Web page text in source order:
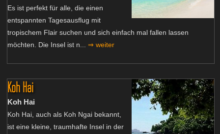
Es ist perfekt für alle, die einen
entspannten Tagesausflug mit
tropischem Flair suchen und sich einfach mal fallen lassen
möchten. Die Insel ist n... ⇒ weiter
Koh Hai
Koh Hai
Koh Hai, auch als Koh Ngai bekannt,
ist eine kleine, traumhafte Insel in der